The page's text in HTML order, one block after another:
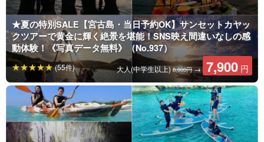
★夏の特別SALE【宮古島・当日予約OK】サンセットカヤッ
クツアーで黄金に輝く絶景を堪能！SNS映え間違いなしの感
動体験！《写真データ無料》（No.937）
大人(中学生以上)8,900円→ 7,900 円
(55件)